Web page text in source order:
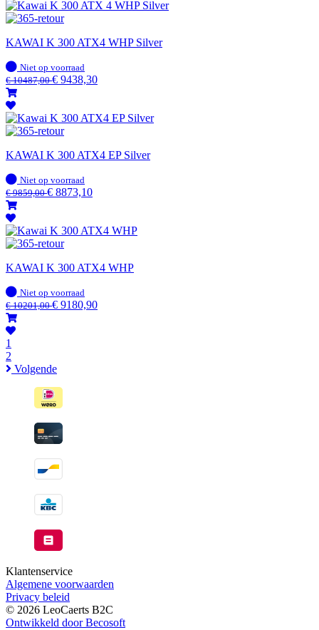
KAWAI K 300 ATX4 WHP Silver
Op
voorraad
Niet op voorraad
€10487,00€ 9438,30
KAWAI K 300 ATX4 EP Silver
Op
voorraad
Niet op voorraad
€9859,00€ 8873,10
KAWAI K 300 ATX4 WHP
Op
voorraad
Niet op voorraad
€10201,00€ 9180,90
1
2
Volgende
Klantenservice
Algemene voorwaarden
Privacy beleid
© 2026 LeoCaerts B2C
Ontwikkeld door Becosoft